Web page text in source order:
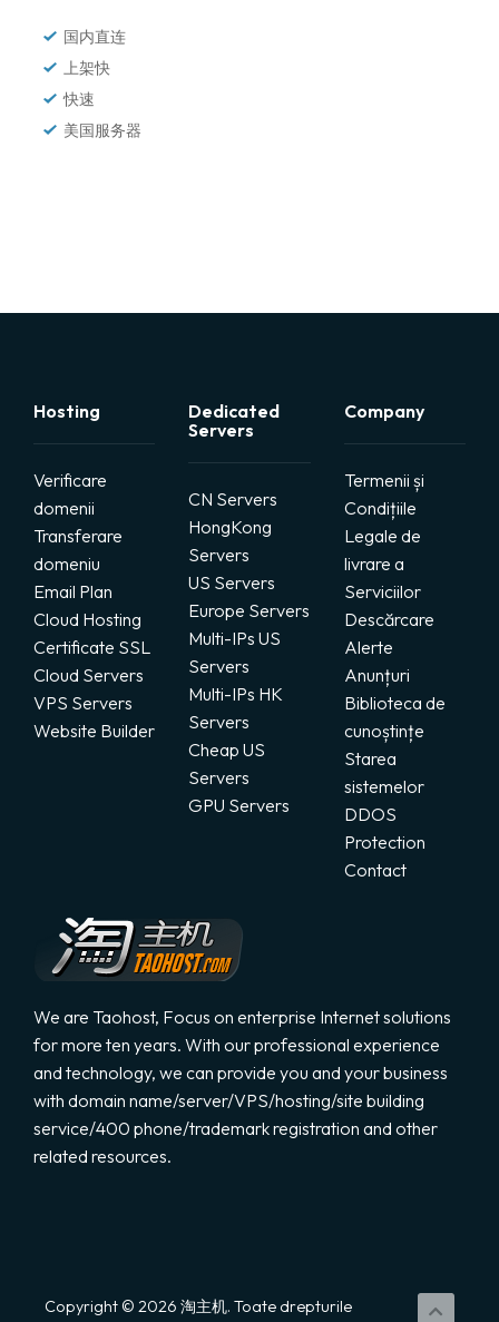
国内直连
上架快
快速
美国服务器
Hosting
Verificare
domenii
Transferare
domeniu
Email Plan
Cloud Hosting
Certificate SSL
Cloud Servers
VPS Servers
Website Builder
Dedicated
Servers
CN Servers
HongKong
Servers
US Servers
Europe Servers
Multi-IPs US
Servers
Multi-IPs HK
Servers
Cheap US
Servers
GPU Servers
Company
Termenii și
Condițiile
Legale de
livrare a
Serviciilor
Descărcare
Alerte
Anunțuri
Biblioteca de
cunoștințe
Starea
sistemelor
DDOS
Protection
Contact
We are Taohost, Focus on enterprise Internet solutions
for more ten years. With our professional experience
and technology, we can provide you and your business
with domain name/server/VPS/hosting/site building
service/400 phone/trademark registration and other
related resources.
Copyright © 2026 淘主机. Toate drepturile